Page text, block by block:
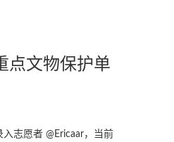
点文物保护单
志愿者 @Ericaar，当前